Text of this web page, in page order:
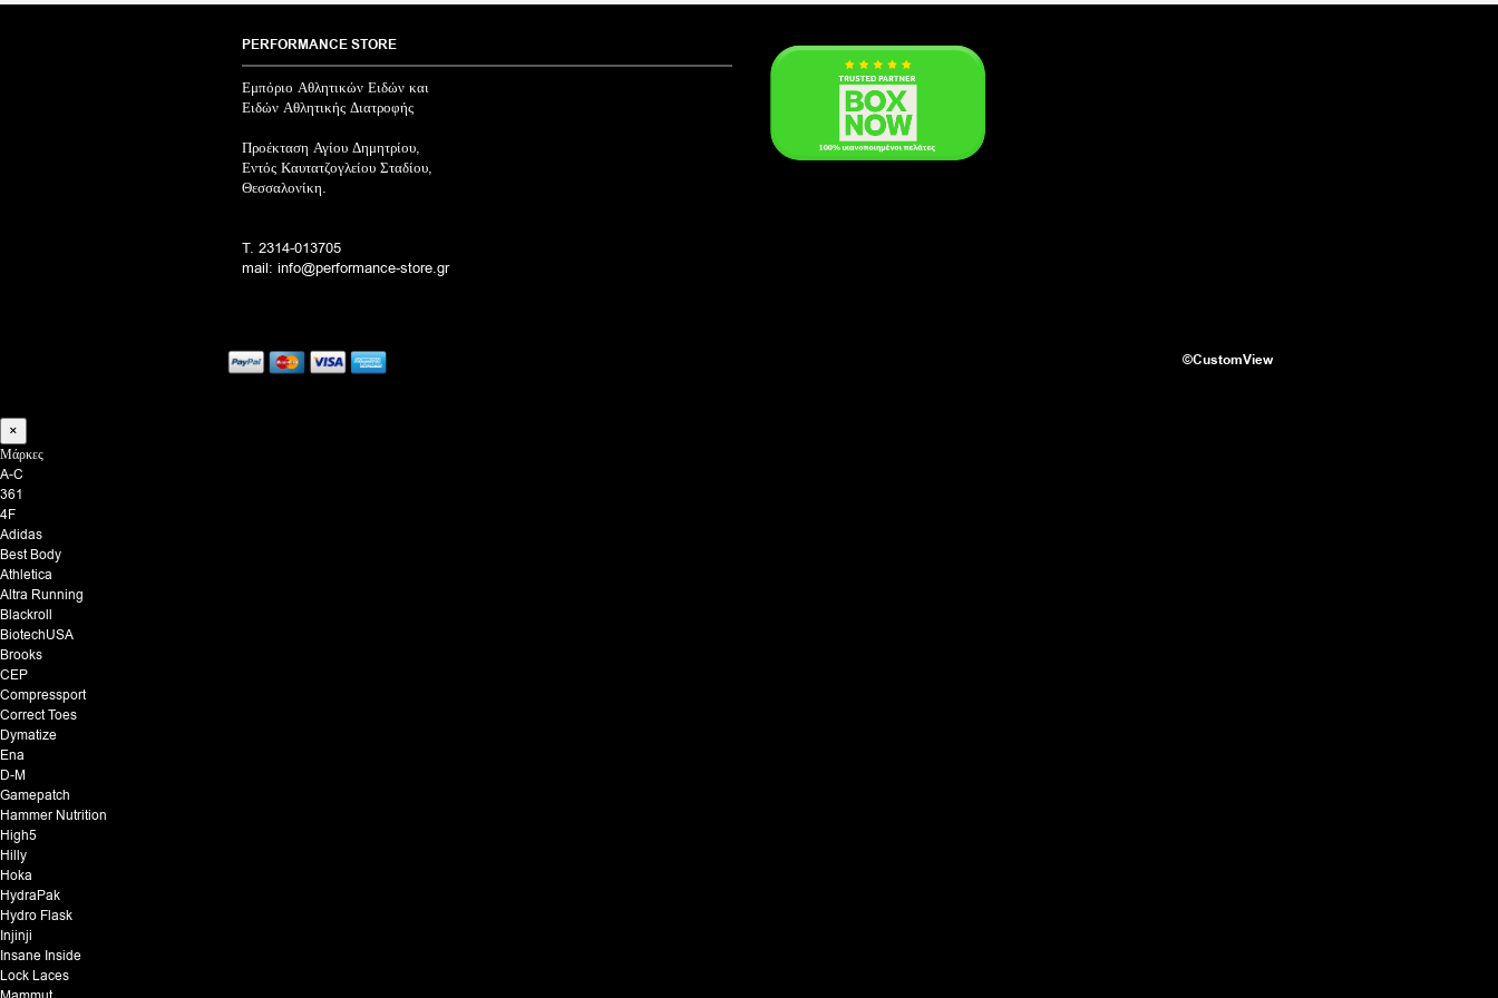
PERFORMANCE STORE
Εμπόριο Αθλητικών Ειδών και
Ειδών Αθλητικής Διατροφής
Προέκταση Αγίου Δημητρίου,
Εντός Καυτατζογλείου Σταδίου,
Θεσσαλονίκη.
T. 2314-013705
mail: info@performance-store.gr
©CustomView
×
Μάρκες
A-C
361
4F
Adidas
Best Body
Athletica
Altra Running
Blackroll
BiotechUSA
Brooks
CEP
Compressport
Correct Toes
Dymatize
Ena
D-M
Gamepatch
Hammer Nutrition
High5
Hilly
Hoka
HydraPak
Hydro Flask
Injinji
Insane Inside
Lock Laces